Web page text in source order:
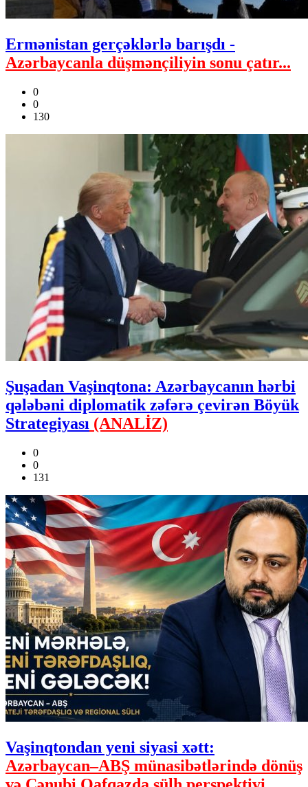
Ermənistan gerçəklərlə barışdı -
Azərbaycanla düşmənçiliyin sonu çatır...
0
0
130
Şuşadan Vaşinqtona: Azərbaycanın hərbi
qələbəni diplomatik zəfərə çevirən Böyük
Strategiyası (ANALİZ)
0
0
131
Vaşinqtondan yeni siyasi xətt:
Azərbaycan–ABŞ münasibətlərində dönüş